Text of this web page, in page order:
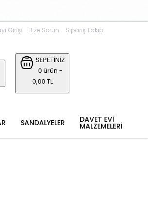
Girişi Bize Sorun Sipariş Takip
SEPETİNİZ
0 ürün -
0,00 TL
SANDALYELER DAVET EVİ
MALZEMELERİ